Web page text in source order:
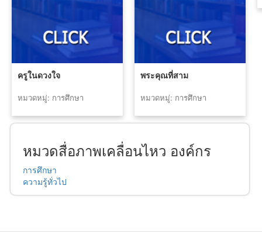
ครูในดวงใจ
หมวดหมู่: การศึกษา
พระคุณที่สาม
หมวดหมู่: การศึกษา
หมวดสื่อภาพเคลื่อนไหว องค์กร
การศึกษา
ความรู้ทั่วไป